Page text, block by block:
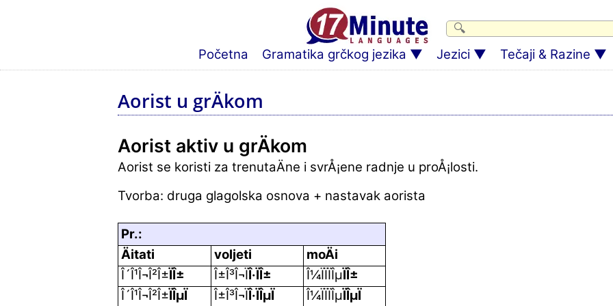
Početna Gramatika grčkog jezika Jezici Tečaji & Razine
Aorist u grÄkom
Aorist aktiv u grÄkom
Aorist se koristi za trenutaÄne i svrÅ¡ene radnje u proÅ¡losti.
Tvorba: druga glagolska osnova + nastavak aorista
Pr.:
Äitati
voljeti
moÄi
Î´Î¹Î¬Î²Î±ÏÎ± Î±Î³Î¬ÏÎ·ÏÎ± Î¼ÏÏÏÎµÏÎ±
Î´Î¹Î¬Î²Î±ÏÎµÏ Î±Î³Î¬ÏÎ·ÏÎµÏ Î¼ÏÏÏÎµÏÎµÏ